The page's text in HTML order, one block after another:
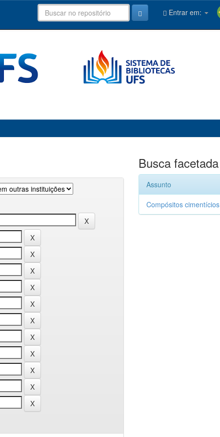
Entrar em:
Busca facetada
Assunto
Compósitos cimentícios